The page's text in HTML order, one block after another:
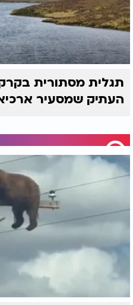
תגלית מסתורית
העתיק שמסעיר